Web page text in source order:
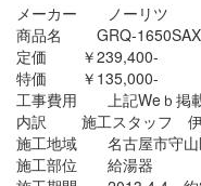
メーカー ノーリツ
商品名 GRQ-1650SAX
定価 ￥239,400-
特価 ￥135,000-
工事費用 上記Weｂ掲
内訳 施工スタッフ
施工地域 名古屋市守山
施工部位 給湯器